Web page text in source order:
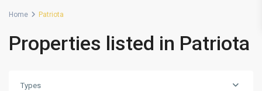
Home Patriota
Properties listed in Patriota
Types